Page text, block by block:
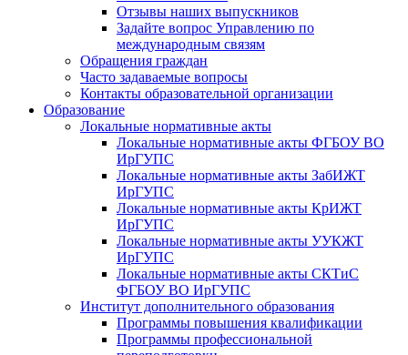
Отзывы наших выпускников
Задайте вопрос Управлению по
международным связям
Обращения граждан
Часто задаваемые вопросы
Контакты образовательной организации
Образование
Локальные нормативные акты
Локальные нормативные акты ФГБОУ ВО
ИрГУПС
Локальные нормативные акты ЗабИЖТ
ИрГУПС
Локальные нормативные акты КрИЖТ
ИрГУПС
Локальные нормативные акты УУКЖТ
ИрГУПС
Локальные нормативные акты СКТиС
ФГБОУ ВО ИрГУПС
Институт дополнительного образования
Программы повышения квалификации
Программы профессиональной